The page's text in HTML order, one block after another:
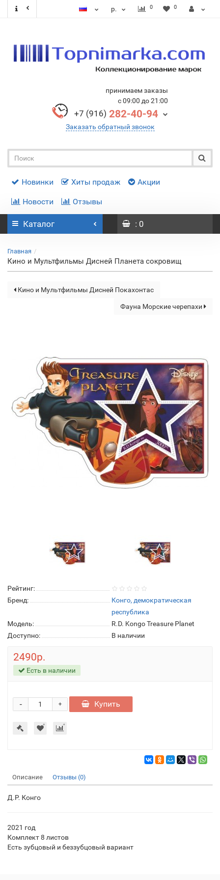
р. 0 0
принимаем заказы
с 09:00 до 21:00
+7 (916) 282-40-94
Заказать обратный звонок
Новинки Хиты продаж Акции
Новости Отзывы
Каталог : 0
Главная
Кино и Мультфильмы Дисней Планета сокровищ
Кино и Мультфильмы Дисней Покахонтас
Фауна Морские черепахи
Рейтинг:
Бренд:
Конго, демократическая
республика
Модель:
R.D. Kongo Treasure Planet
Доступно:
В наличии
2490р.
Есть в наличии
+
- Купить
Описание Отзывы (0)
Д.Р. Конго
2021 год
Комплект 8 листов
Есть зубцовый и беззубцовый вариант